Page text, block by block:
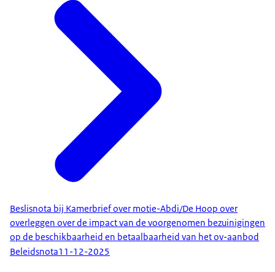
Beslisnota bij Kamerbrief over motie-Abdi/De Hoop over
overleggen over de impact van de voorgenomen bezuinigingen
op de beschikbaarheid en betaalbaarheid van het ov-aanbod
Beleidsnota11-12-2025